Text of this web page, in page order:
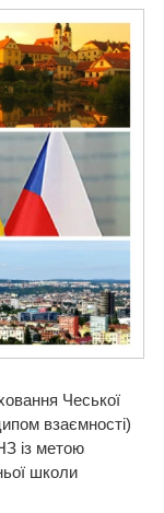
Чеської
взаємності)
із метою
школи